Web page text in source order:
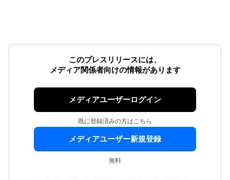
このプレスリリースには、
メディア関係者向けの情報があります
メディアユーザーログイン
既に登録済みの方はこちら
メディアユーザー新規登録
無料